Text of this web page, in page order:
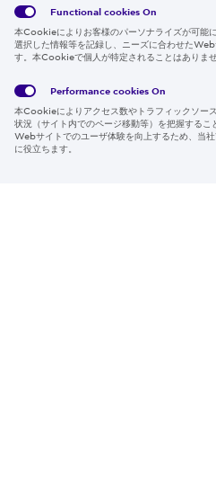
Global
Policy
サイト
約
Region & Language:
Functional cookies On
本Cookieによりお客様のパーソナライズが可能
選択した情報等を記録し、ニーズに合わせた
す。本Cookieで個人が特定されることはありませ
Performance cookies On
本Cookieによりアクセス数やトラフィックソー
状況（サイト内でのページ移動等）を把握するこ
Webサイトでのユーザ体験を向上するため、当
に役立ちます。